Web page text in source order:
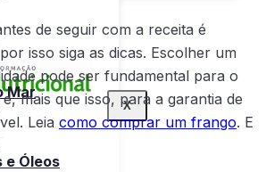
X
Mar
e Óleos
de seguir com a receita é
isso siga as dicas. Escolher um
pode ser fundamental para o
mais que isso, para a garantia de
Leia como comprar um frango. E